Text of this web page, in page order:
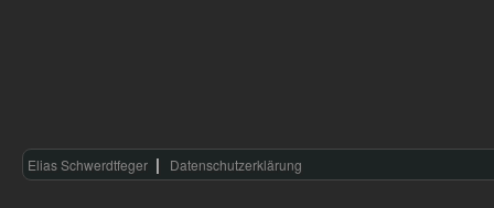
Elias Schwerdtfeger Datenschutzerklärung